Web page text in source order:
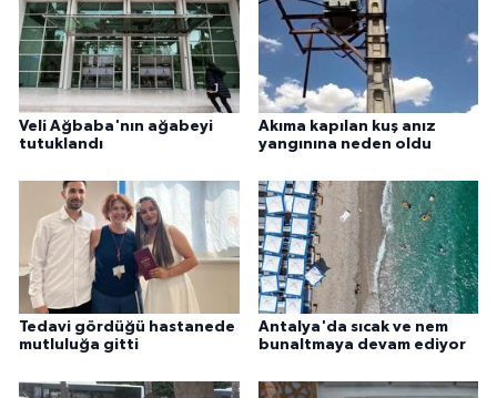
Veli Ağbaba'nın ağabeyi
tutuklandı
Akıma kapılan kuş anız
yangınına neden oldu
Tedavi gördüğü hastanede
mutluluğa gitti
Antalya'da sıcak ve nem
bunaltmaya devam ediyor